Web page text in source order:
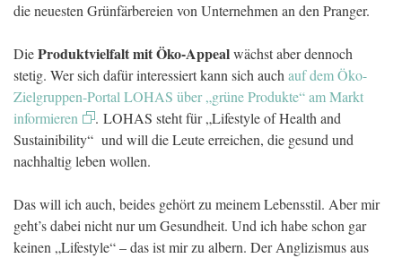
die neuesten Grünfärbereien von Unternehmen an den Pranger.
DieProduktvielfalt mit Öko-Appealwächst aber dennoch
stetig. Wer sich dafür interessiert kann sich auch auf dem Öko-
Zielgruppen-Portal LOHAS über „grüne Produkte“ am Markt
informieren
. LOHAS steht für „Lifestyle of Health and
Sustainibility“ und will die Leute erreichen, die gesund und
nachhaltig leben wollen.
Das will ich auch, beides gehört zu meinem Lebensstil. Aber mir
geht’s dabei nicht nur um Gesundheit. Und ich habe schon gar
keinen „Lifestyle“ – das ist mir zu albern. Der Anglizismus aus